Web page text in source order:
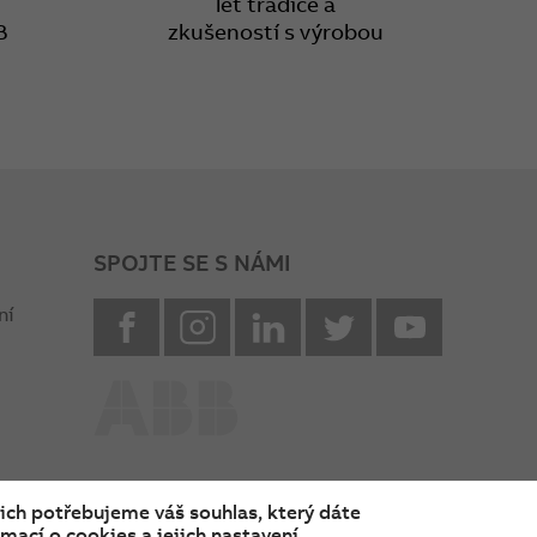
zkušeností s výrobou
SPOJTE SE S NÁMI
facebook instagramLinkedin twitter
potřebujeme váš souhlas, který dáte